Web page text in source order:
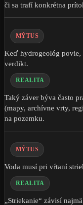
či sa trafí konkrétna
MÝTUS
Keď hydrogeológ povie,
verdikt.
REALITA
Taký záver býva často
(mapy, archívne vrty,
na pozemku.
MÝTUS
Voda musí pri vŕtaní
REALITA
„Striekanie“ závisí